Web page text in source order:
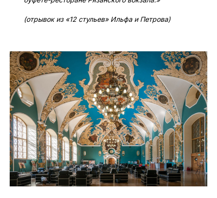
(отрывок из «12 стульев» Ильфа и Петрова)